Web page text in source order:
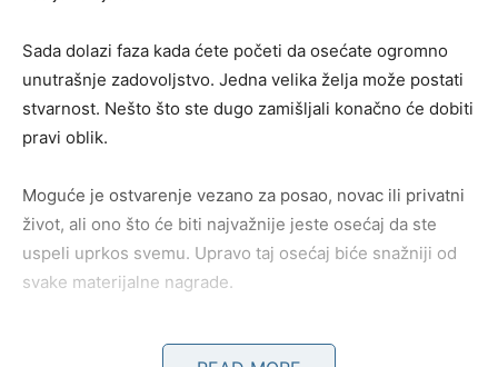
Sada dolazi faza kada ćete početi da osećate ogromno
unutrašnje zadovoljstvo. Jedna velika želja može postati
stvarnost. Nešto što ste dugo zamišljali konačno će dobiti
pravi oblik.
Moguće je ostvarenje vezano za posao, novac ili privatni
život, ali ono što će biti najvažnije jeste osećaj da ste
uspeli uprkos svemu. Upravo taj osećaj biće snažniji od
svake materijalne nagrade.
Mnogi Ovnovi će prvi put posle dugo vremena osetiti